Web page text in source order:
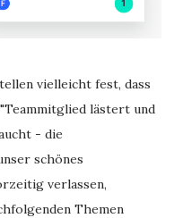
vielleicht fest, dass
lästert und
- die
schönes
verlassen,
Themen